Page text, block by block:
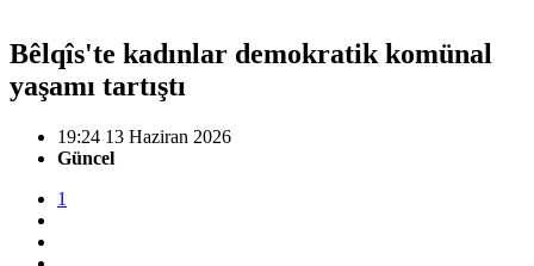
Bêlqîs'te kadınlar demokratik komünal
yaşamı tartıştı
19:24 13 Haziran 2026
Güncel
1